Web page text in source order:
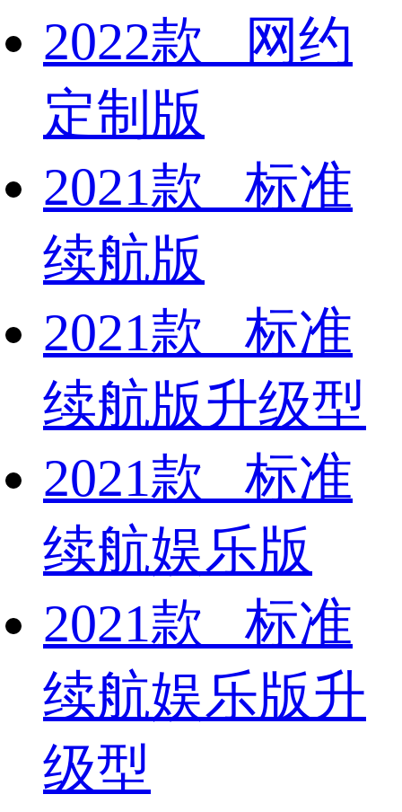
2022款 网约
定制版
2021款 标准
续航版
2021款 标准
续航版升级型
2021款 标准
续航娱乐版
2021款 标准
续航娱乐版升
级型